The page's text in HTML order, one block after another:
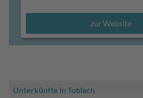
zur Website
Unterkünfte in Toblach